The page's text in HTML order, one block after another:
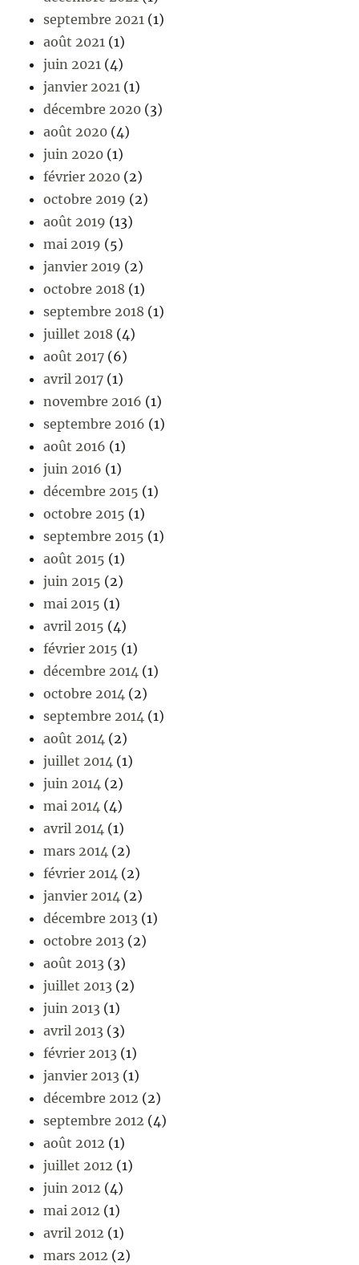
septembre 2021 (1)
août 2021 (1)
juin 2021 (4)
janvier 2021 (1)
décembre 2020 (3)
août 2020 (4)
juin 2020 (1)
février 2020 (2)
octobre 2019 (2)
août 2019 (13)
mai 2019 (5)
janvier 2019 (2)
octobre 2018 (1)
septembre 2018 (1)
juillet 2018 (4)
août 2017 (6)
avril 2017 (1)
novembre 2016 (1)
septembre 2016 (1)
août 2016 (1)
juin 2016 (1)
décembre 2015 (1)
octobre 2015 (1)
septembre 2015 (1)
août 2015 (1)
juin 2015 (2)
mai 2015 (1)
avril 2015 (4)
février 2015 (1)
décembre 2014 (1)
octobre 2014 (2)
septembre 2014 (1)
août 2014 (2)
juillet 2014 (1)
juin 2014 (2)
mai 2014 (4)
avril 2014 (1)
mars 2014 (2)
février 2014 (2)
janvier 2014 (2)
décembre 2013 (1)
octobre 2013 (2)
août 2013 (3)
juillet 2013 (2)
juin 2013 (1)
avril 2013 (3)
février 2013 (1)
janvier 2013 (1)
décembre 2012 (2)
septembre 2012 (4)
août 2012 (1)
juillet 2012 (1)
juin 2012 (4)
mai 2012 (1)
avril 2012 (1)
mars 2012 (2)